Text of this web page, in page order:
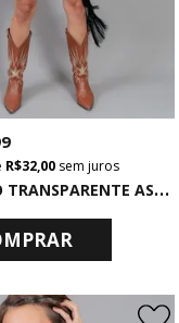
V
ESTIDO TRANSPARENTE ASSIMÉTRICO COM FRANJAS PRETO
R$ 32,00sem juros